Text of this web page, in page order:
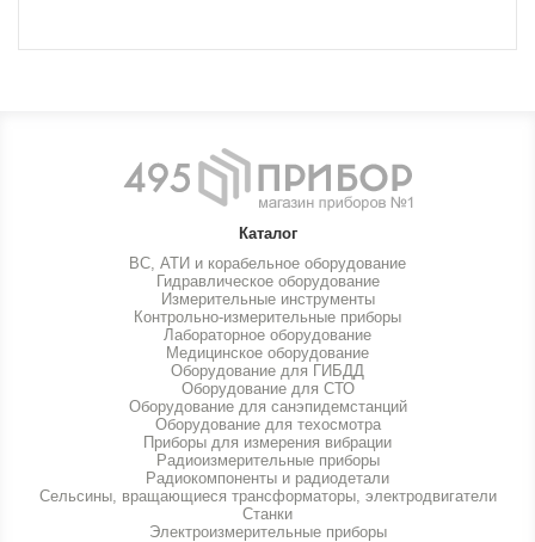
Каталог
ВС, АТИ и корабельное оборудование
Гидравлическое оборудование
Измерительные инструменты
Контрольно-измерительные приборы
Лабораторное оборудование
Медицинское оборудование
Оборудование для ГИБДД
Оборудование для СТО
Оборудование для санэпидемстанций
Оборудование для техосмотра
Приборы для измерения вибрации
Радиоизмерительные приборы
Радиокомпоненты и радиодетали
Сельсины, вращающиеся трансформаторы, электродвигатели
Станки
Электроизмерительные приборы